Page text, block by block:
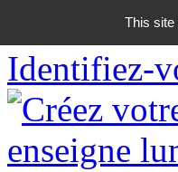
06 18 42
Identifiez-
This